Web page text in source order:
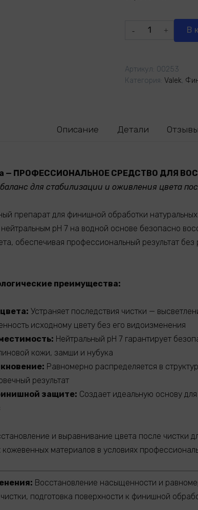
Количество
В
Артикул: 00253
Категория: Valek,
Описание Детали
— ПРОФЕССИОНАЛЬНОЕ СРЕДСТВО ДЛЯ
для стабилизации и оживления цвета
препарат для финишной обработки
pH 7 на водной основе безопасно
обеспечивая профессиональный результат
преимущества:
Устраняет последствия чистки —
исходному цвету без его видоизменения
Нейтральный pH 7 гарантирует
кожи, замши и нубука
Равномерно распределяется в
результат
защите: Создает идеальную основу
и выравнивание цвета после чистки
кожевенных материалов в условиях
Восстановление насыщенности и
подготовка поверхности к финишной